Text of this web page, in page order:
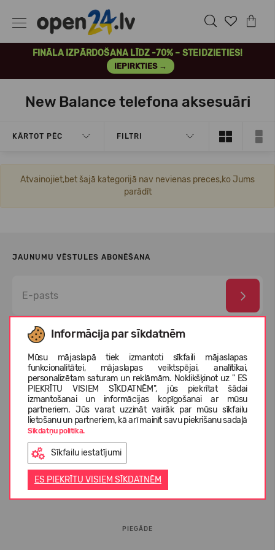
FINĀLA IZPĀRDOŠANA LĪDZ -70% – STEIDZIETIES!
IEPIRKTIES →
Informācija par sīkdatnēm
Mūsu mājaslapā tiek izmantoti sīkfaili mājaslapas
funkcionalitātei, mājaslapas veiktspējai, analītikai,
personalizētam saturam un reklāmām. Noklikšķinot uz " ES
PIEKRĪTU VISIEM SĪKDATNĒM", jūs piekrītat šādai
izmantošanai un informācijas kopīgošanai ar mūsu
partneriem. Jūs varat uzzināt vairāk par mūsu sīkfailu
lietošanu un partneriem, kā arī mainīt savu piekrišanu sadaļā
Sīkdatņu politika.
Sīkfailu iestatījumi
ES PIEKRĪTU VISIEM SĪKDATNĒM
New Balance telefona aksesuāri
KĀRTOT PĒC FILTRI
Atvainojiet,bet šajā kategorijā nav nevienas preces,ko Jums
parādīt
JAUNUMU VĒSTULES ABONĒŠANA
Esmu izlasījis un piekrītu
datu aizsardzības noteikumi
INFORMĀCIJA PIRCĒJIEM
PIEGĀDE